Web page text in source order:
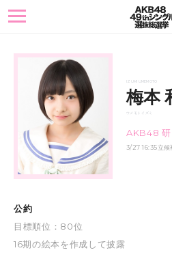
toggle
navigation
IZUMI UMEMOTO
梅本
ウメモト イズミ
AKB48 研
3/27 16:35立候
公約
目標順位：80位
16期の絵本を作成して披露